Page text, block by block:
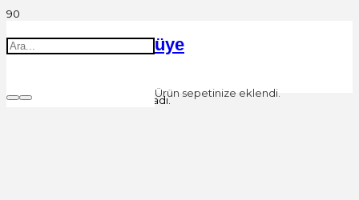
üye
Ürün sepetinize eklendi.
Herhangi bir sonuç bulunamadı.